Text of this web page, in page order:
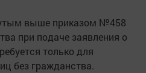
выше приказом №458
при подаче заявления о
только для
без гражданства.